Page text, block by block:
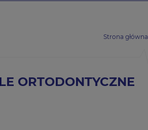
Strona główna
ORTODONTYCZNE